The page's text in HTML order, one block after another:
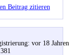
Beitrag zitieren
vor 18 Jahren